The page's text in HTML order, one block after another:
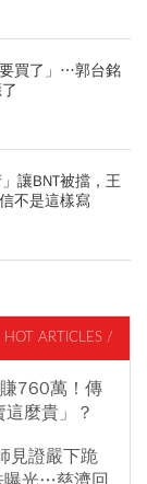
買了」…郭台銘
讓BNT被擋，王
不是這樣寫
HOT ARTICLES /
760萬！傳
麼貴」？
見證嚴下跪